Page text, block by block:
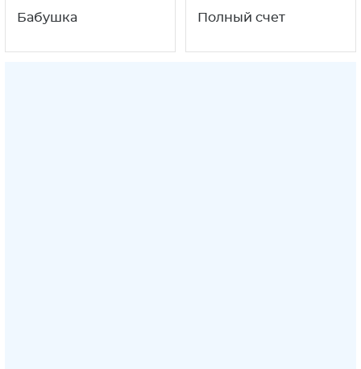
Бабушка Полный счет